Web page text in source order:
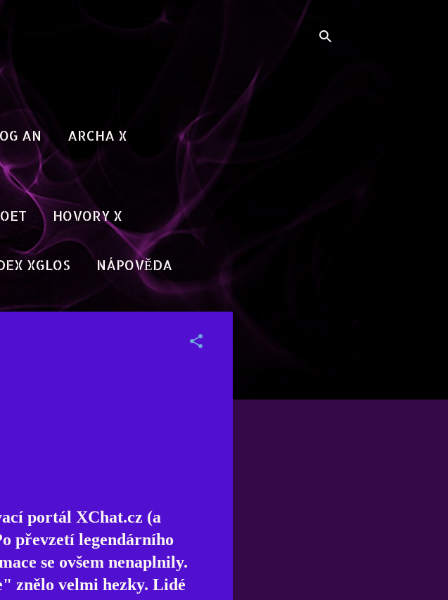
AN ARCHA X
HOVORY X
XGLOS NÁPOVĚDA
portál XChat.cz (a
převzetí legendárního
se ovšem nenaplnily.
znělo velmi hezky. Lidé